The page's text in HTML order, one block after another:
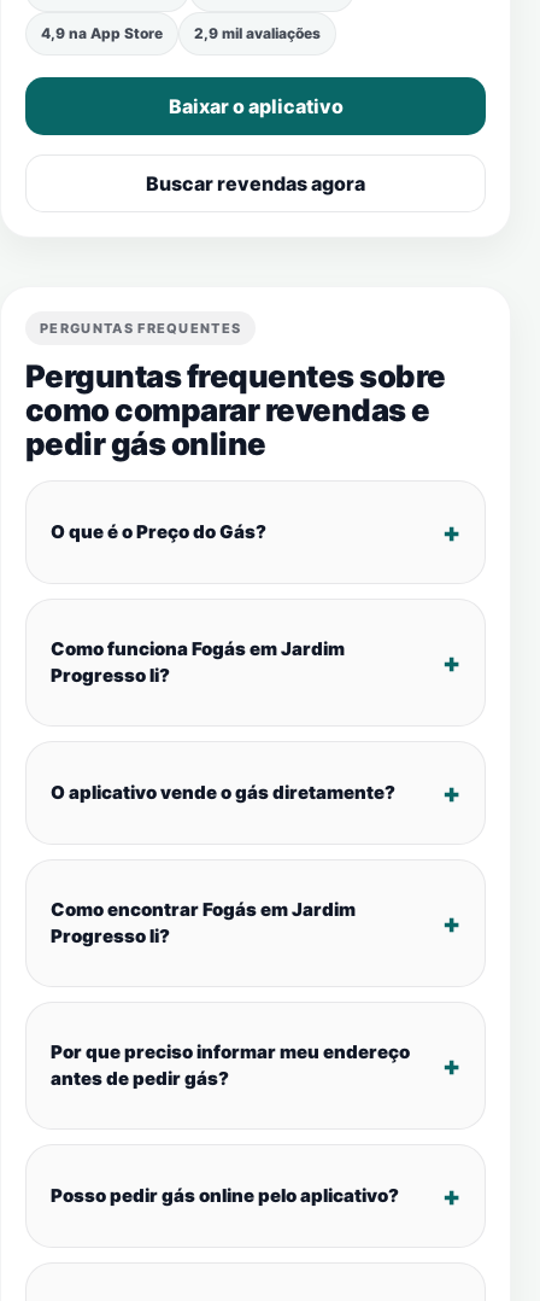
4,9 na App Store 2,9 mil avaliações
Baixar o aplicativo
Buscar revendas agora
PERGUNTAS FREQUENTES
Perguntas frequentes sobre
como comparar revendas e
pedir gás online
O que é o Preço do Gás?
Como funciona Fogás em Jardim
Progresso Ii?
O aplicativo vende o gás diretamente?
Como encontrar Fogás em Jardim
Progresso Ii?
Por que preciso informar meu endereço
antes de pedir gás?
Posso pedir gás online pelo aplicativo?